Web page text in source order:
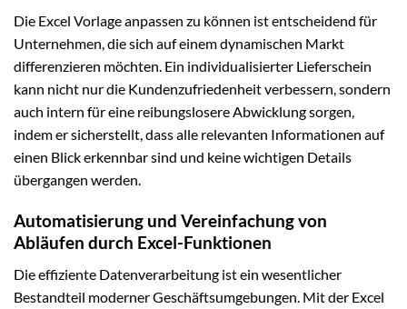
Die Excel Vorlage anpassen zu können ist entscheidend für
Unternehmen, die sich auf einem dynamischen Markt
differenzieren möchten. Ein individualisierter Lieferschein
kann nicht nur die Kundenzufriedenheit verbessern, sondern
auch intern für eine reibungslosere Abwicklung sorgen,
indem er sicherstellt, dass alle relevanten Informationen auf
einen Blick erkennbar sind und keine wichtigen Details
übergangen werden.
Automatisierung und Vereinfachung von
Abläufen durch Excel-Funktionen
Die effiziente Datenverarbeitung ist ein wesentlicher
Bestandteil moderner Geschäftsumgebungen. Mit der Excel